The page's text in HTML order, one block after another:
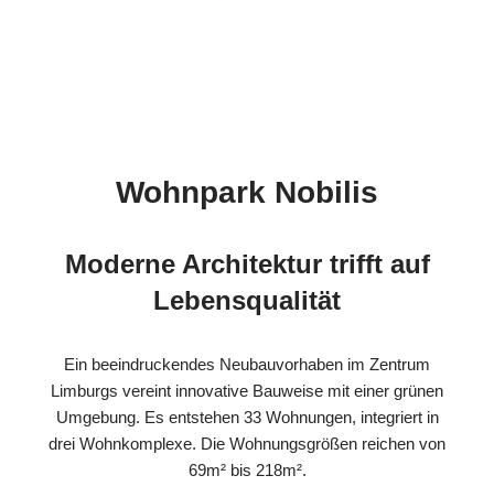
Wohnpark Nobilis
Moderne Architektur trifft auf
Lebensqualität
Ein beeindruckendes Neubauvorhaben im Zentrum
Limburgs vereint innovative Bauweise mit einer grünen
Umgebung. Es entstehen 33 Wohnungen, integriert in
drei Wohnkomplexe. Die Wohnungsgrößen reichen von
69m² bis 218m².